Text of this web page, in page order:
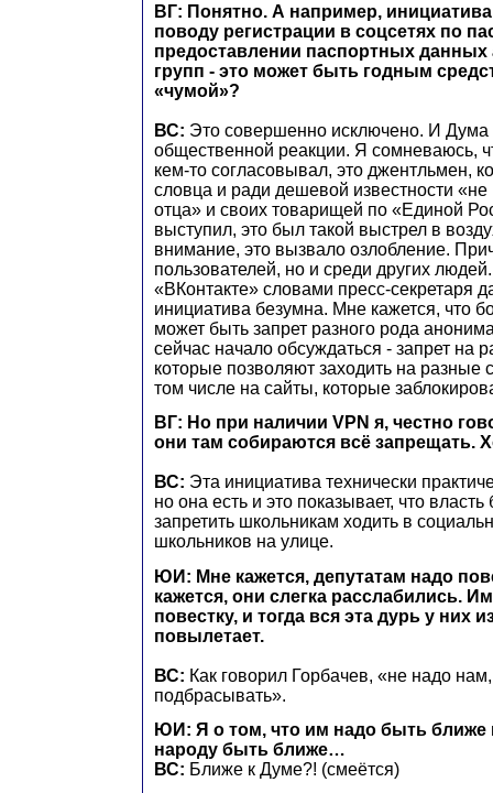
ВГ: Понятно. А например,
поводу регистрации в соцсетях по
предоставлении паспортных данных
групп - это может быть годным
«чумой»?
ВС: Это совершенно исключено. И Дума
общественной реакции. Я сомневаюсь,
кем-то согласовывал, это джентльмен,
словца и ради дешевой известности
отца» и своих товарищей по «Единой
выступил, это был такой выстрел в
внимание, это вызвало озлобление.
пользователей, но и среди других
«ВКонтакте» словами пресс-секретаря
инициатива безумна. Мне кажется, что
может быть запрет разного рода
сейчас начало обсуждаться - запрет на
которые позволяют заходить на разные
том числе на сайты, которые
ВГ: Но при наличии VPN я, честно
они там собираются всё запрещать.
ВС: Эта инициатива технически
но она есть и это показывает, что власть
запретить школьникам ходить в
школьников на улице.
ЮИ: Мне кажется, депутатам надо
кажется, они слегка расслабились.
повестку, и тогда вся эта дурь у них
повылетает.
ВС: Как говорил Горбачев, «не надо
подбрасывать».
ЮИ: Я о том, что им надо быть ближе
народу быть ближе…
ВС: Ближе к Думе?! (смеётся)